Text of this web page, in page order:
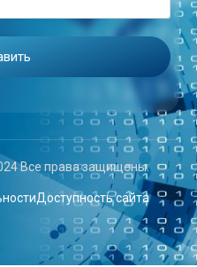
Все права защищены.
Доступность сайта